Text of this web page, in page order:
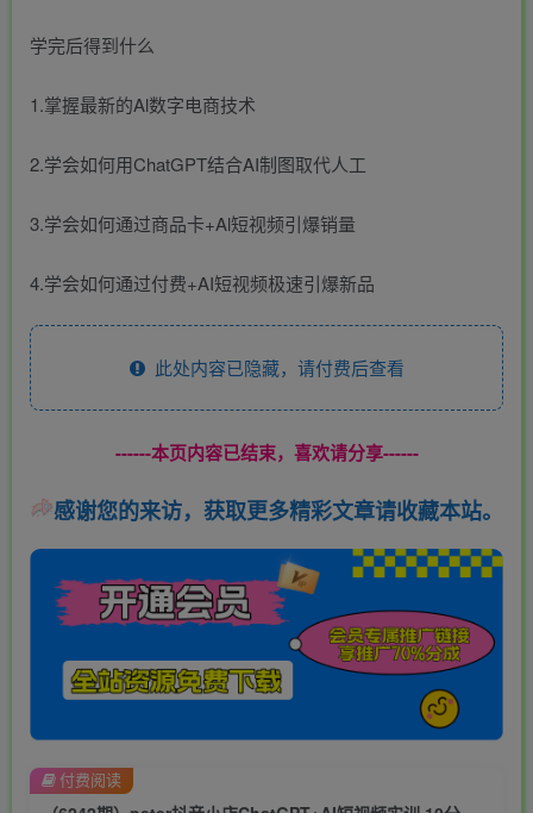
学完后得到什么
1.掌握最新的Al数字电商技术
2.学会如何用ChatGPT结合AI制图取代人工
3.学会如何通过商品卡+Al短视频引爆销量
4.学会如何通过付费+AI短视频极速引爆新品
此处内容已隐藏，请付费后查看
------本页内容已结束，喜欢请分享------
感谢您的来访，获取更多精彩文章请收藏本站。
付费阅读